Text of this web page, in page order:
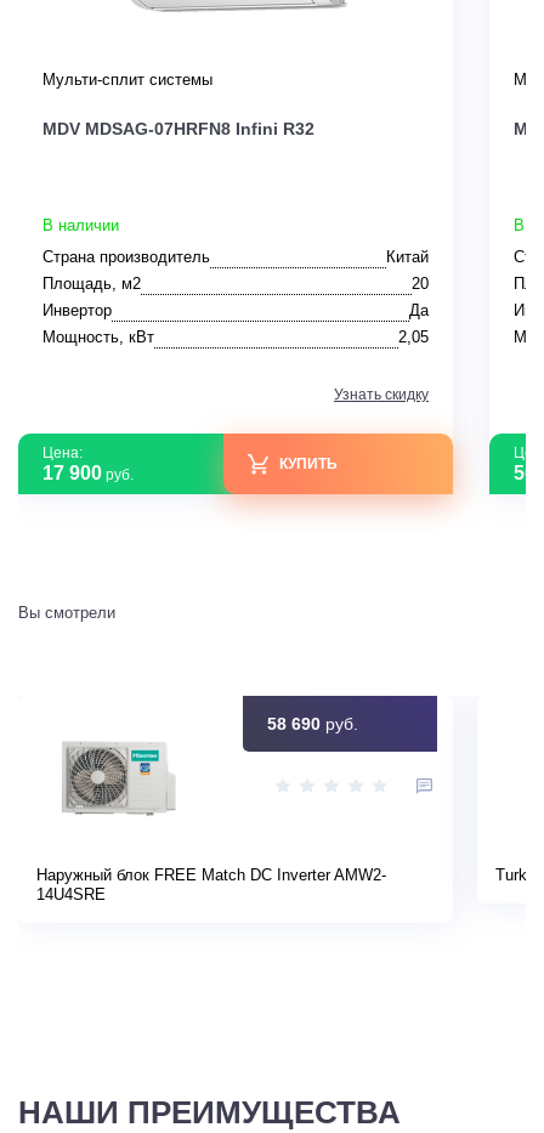
Мульти-сплит системы
MDV MDSAG-07HRFN8 Infini R32
В наличии
Страна производитель
Китай
Площадь, м2
20
Инвертор
Да
Мощность, кВт
2,05
Узнать скидку
Цена:
17 900 руб.
КУПИТЬ
В
50
Вы смотрели
58 690 руб.
Наружный блок FREE Match DC Inverter AMW2-
14U4SRE
НАШИ ПРЕИМУЩЕСТВА